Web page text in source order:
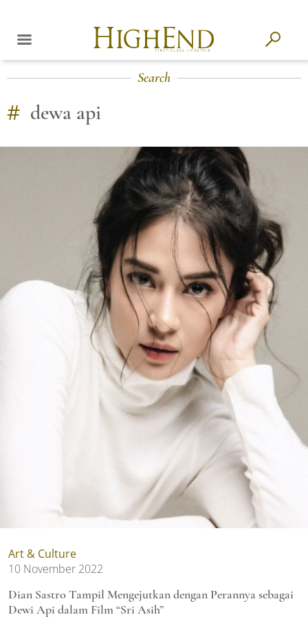
Search
# dewa api
Art & Culture
10 November 2022
Dian Sastro Tampil Mengejutkan dengan Perannya sebagai
Dewi Api dalam Film “Sri Asih”